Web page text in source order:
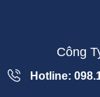
Công
Hotline: